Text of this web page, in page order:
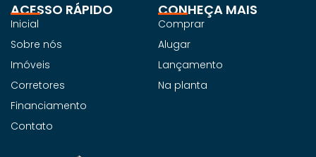
ACESSO RÁPIDO
Inicial
Sobre nós
Imóveis
Corretores
Financiamento
Contato
CONHEÇA MAIS
Comprar
Alugar
Lançamento
Na planta